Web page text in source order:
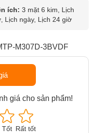
ích: 3 mặt 6 kim, Lịch
Lịch ngày, Lịch 24 giờ
M307D-3BVDF
giá cho sản phẩm!
Tốt Rất tốt